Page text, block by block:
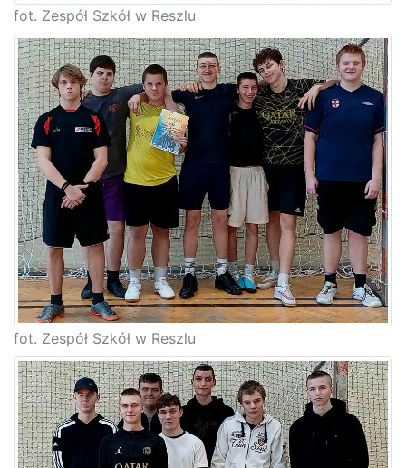
fot. Zespół Szkół w Reszlu
fot. Zespół Szkół w Reszlu